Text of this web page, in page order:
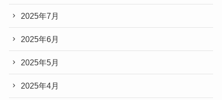
2025年7月
2025年6月
2025年5月
2025年4月